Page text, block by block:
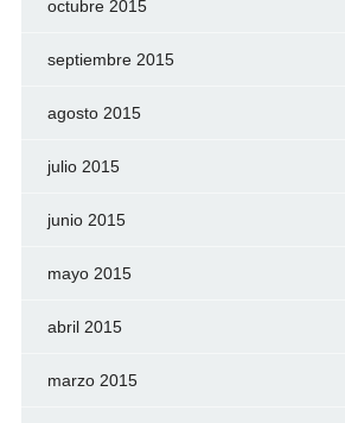
octubre 2015
septiembre 2015
agosto 2015
julio 2015
junio 2015
mayo 2015
abril 2015
marzo 2015